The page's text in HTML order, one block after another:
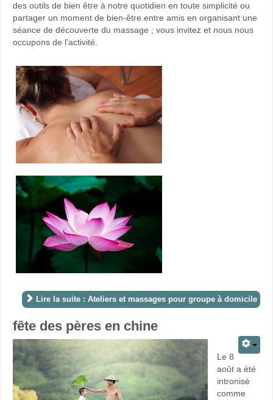
des outils de bien être à notre quotidien en toute simplicité ou
partager un moment de bien-être entre amis en organisant une
séance de découverte du massage ; vous invitez et nous nous
occupons de l'activité.
Lire la suite : Ateliers et massages pour groupe à domicile
fête des pères en chine
Le 8
août a été
intronisé
comme